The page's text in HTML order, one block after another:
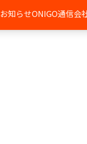
お知らせONIGO通信会